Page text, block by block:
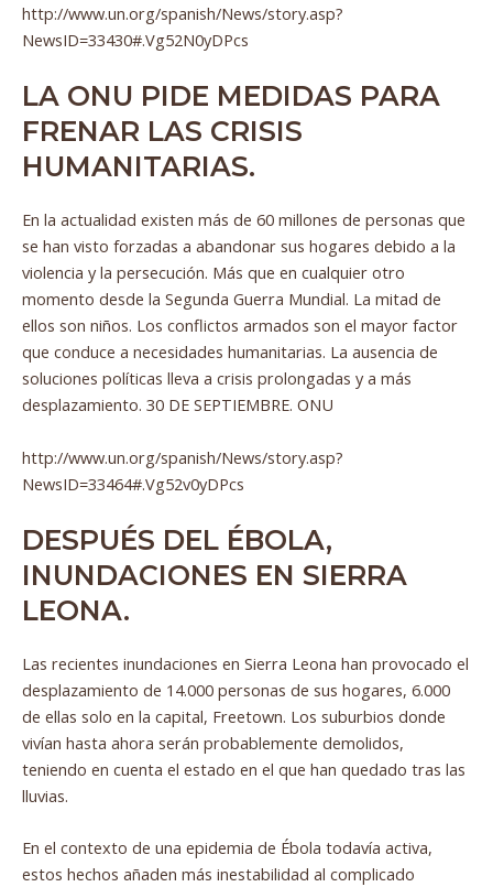
http://www.un.org/spanish/News/story.asp?
NewsID=33430#.Vg52N0yDPcs
LA ONU PIDE MEDIDAS PARA
FRENAR LAS CRISIS
HUMANITARIAS.
En la actualidad existen más de 60 millones de personas que
se han visto forzadas a abandonar sus hogares debido a la
violencia y la persecución. Más que en cualquier otro
momento desde la Segunda Guerra Mundial. La mitad de
ellos son niños. Los conflictos armados son el mayor factor
que conduce a necesidades humanitarias. La ausencia de
soluciones políticas lleva a crisis prolongadas y a más
desplazamiento. 30 DE SEPTIEMBRE. ONU
http://www.un.org/spanish/News/story.asp?
NewsID=33464#.Vg52v0yDPcs
DESPUÉS DEL ÉBOLA,
INUNDACIONES EN SIERRA
LEONA.
Las recientes inundaciones en Sierra Leona han provocado el
desplazamiento de 14.000 personas de sus hogares, 6.000
de ellas solo en la capital, Freetown. Los suburbios donde
vivían hasta ahora serán probablemente demolidos,
teniendo en cuenta el estado en el que han quedado tras las
lluvias.
En el contexto de una epidemia de Ébola todavía activa,
estos hechos añaden más inestabilidad al complicado